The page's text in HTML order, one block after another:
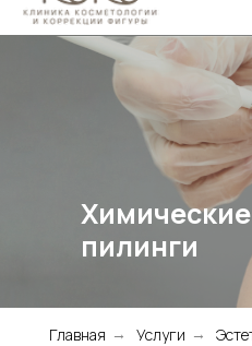
Химические
пилинги
Главная → Услуги →